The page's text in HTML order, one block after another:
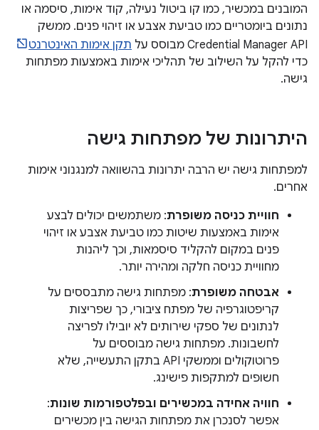
המובנים במכשיר, כמו קו ביטול נעילה, קוד אימות, סיסמה או
נתונים ביומטריים כמו טביעת אצבע או זיהוי פנים. ממשק
Credential Manager API מבוסס על
תקן אימות האינטרנט
כדי להקל על השילוב של תהליכי אימות באמצעות מפתחות
גישה.
היתרונות של מפתחות גישה
למפתחות גישה יש הרבה יתרונות בהשוואה למנגנוני אימות
אחרים.
חוויית כניסה משופרת: משתמשים יכולים לבצע
אימות באמצעות שיטות כמו טביעת אצבע או זיהוי
פנים במקום להקליד סיסמאות, וכך ליהנות
מחוויית כניסה חלקה ומהירה יותר.
אבטחה משופרת: מפתחות גישה מתבססים על
קריפטוגרפיה של מפתח ציבורי, כך שפריצות
לנתונים של ספקי שירותים לא יובילו לפריצה
לחשבונות. מפתחות גישה מבוססים על
פרוטוקולים וממשקי API בתקן התעשייה, שלא
חשופים למתקפות פישינג.
חוויה אחידה במכשירים ובפלטפורמות שונות:
אפשר לסנכרן את מפתחות הגישה בין מכשירים